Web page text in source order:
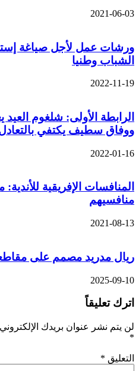
2021-06-03
ورشات عمل لأجل صياغة
الشباب وطنيا
2022-11-19
الرابطة الأولى: شلغوم
ووفاق سطيف يكتفي بالتعادل
2022-01-16
المنافسات الإفريقية
منافسيهم
2021-08-13
ريال مدريد مصمم على
2025-09-10
اترك تعليقاً
لن يتم نشر عنوان بريدك
*
التعليق *